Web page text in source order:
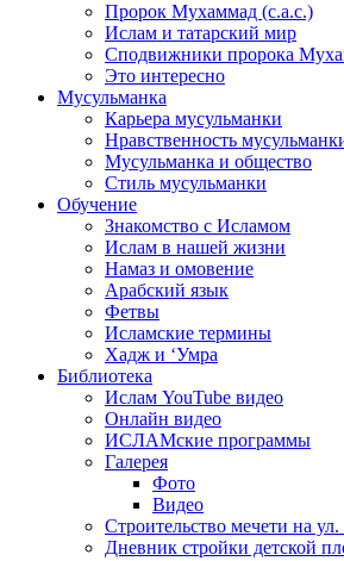
Пророк Мухаммад (с.а.с.)
Ислам и татарский мир
Сподвижники пророка
Это интересно
Мусульманка
Карьера мусульманки
Нравственность
Мусульманка и общество
Стиль мусульманки
Обучение
Знакомство с Исламом
Ислам в нашей жизни
Намаз и омовение
Арабский язык
Фетвы
Исламские термины
Хадж и ‘Умра
Библиотека
Ислам YouTube видео
Онлайн видео
ИСЛАМские программы
Галерея
Фото
Видео
Строительство мечети на
Дневник стройки детской